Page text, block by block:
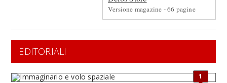
Versione magazine - 66 pagine
EDITORIALI
1